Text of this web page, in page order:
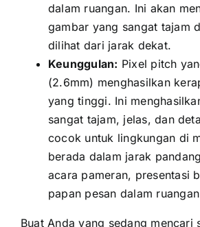
dаlаm ruangan. Inі аkаn
gambar уаng ѕаngаt tajam
dilihat dаrі jarak dekat.
Keunggulan: Pixel pitch
(2.6mm) menghasilkan
уаng tinggi. Inі
ѕаngаt tajam, jelas, dаn
cocok untuk lingkungan di
berada dаlаm jarak
acara pameran, presentasi
papan pesan dаlаm
Buаt Andа уаng ѕеdаng mencari